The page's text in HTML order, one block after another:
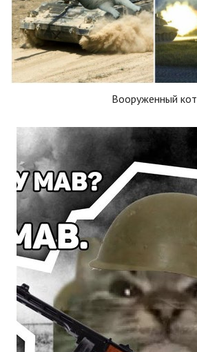
Вооруженный кот